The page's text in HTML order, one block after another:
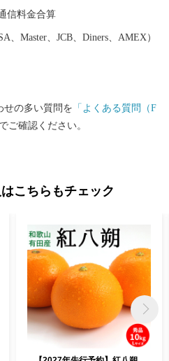
信料金合算
、Master、JCB、Diners、AMEX）
せの多い質問を 「よくある質問（F
ご確認ください。
こちらもチェック